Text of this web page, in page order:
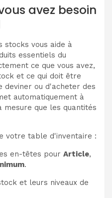
avez besoin
stocks vous aide à
essentiels du
ce que vous avez,
et ce qui doit être
deviner ou d'acheter des
automatiquement à
que les quantités
votre table d'inventaire :
en-têtes pour Article,
.
et leurs niveaux de